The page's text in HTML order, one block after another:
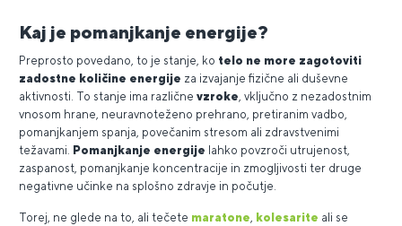
Kaj je pomanjkanje energije?
Preprosto povedano, to je stanje, ko telo ne more zagotoviti
zadostne količine energije za izvajanje fizične ali duševne
aktivnosti. To stanje ima različne vzroke , vključno z nezadostnim
vnosom hrane, neuravnoteženo prehrano, pretiranim vadbo,
pomanjkanjem spanja, povečanim stresom ali zdravstvenimi
težavami. Pomanjkanje energije lahko povzroči utrujenost,
zaspanost, pomanjkanje koncentracije in zmogljivosti ter druge
negativne učinke na splošno zdravje in počutje.
Torej, ne glede na to, ali tečete maratone kolesarite ali se